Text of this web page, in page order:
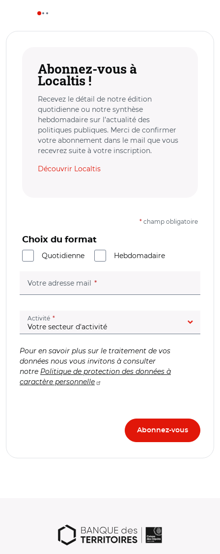
Abonnez-vous à
Localtis !
Recevez le détail de notre édition
quotidienne ou notre synthèse
hebdomadaire sur l’actualité des
politiques publiques. Merci de confirmer
votre abonnement dans le mail que vous
recevrez suite à votre inscription.
Découvrir Localtis
* champ obligatoire
Choix du format
Quotidienne
Hebdomadaire
Votre adresse mail (champ obligatoire)
Activité (champ obligatoire)
Pour en savoir plus sur le traitement de vos
données nous vous invitons à consulter
notre Politique de protection des données à
caractère personnelle